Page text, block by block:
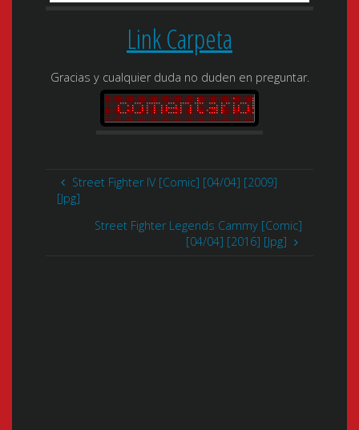
Link Carpeta
Gracias y cualquier duda no duden en preguntar.
Street Fighter IV [Comic] [04/04] [2009]
[Jpg]
Street Fighter Legends Cammy [Comic]
[04/04] [2016] [Jpg]